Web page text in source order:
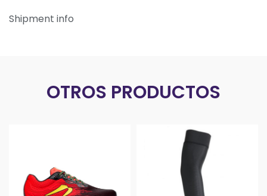
Shipment info
OTROS PRODUCTOS